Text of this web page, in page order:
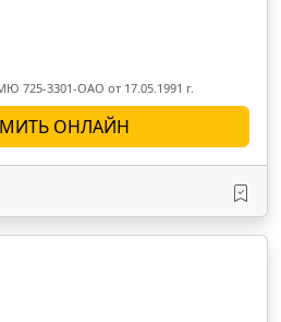
725-3301-ОАО от 17.05.1991 г.
ОНЛАЙН